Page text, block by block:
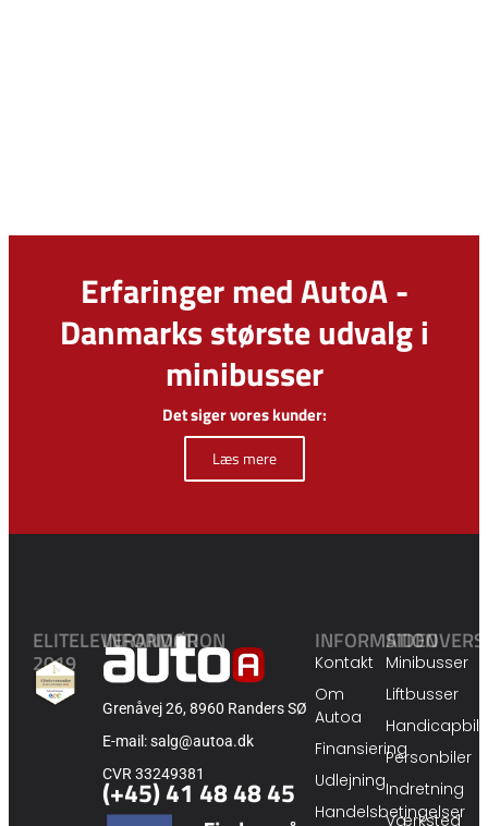
Erfaringer med AutoA -
Danmarks største udvalg i
minibusser
Det siger vores kunder:
Læs mere
Minibusser
Liftbusser
Personbiler
Indretning
Værksted
INFORMATION
Kontakt
Om
Autoa
Finansiering
Udlejning
Handelsbetingelser
INFORMATION
Grenåvej 26, 8960 Randers SØ
E-mail: salg@autoa.dk
CVR 33249381
(+45) 41 48 48 45
ELITELEVERANDØR
2019